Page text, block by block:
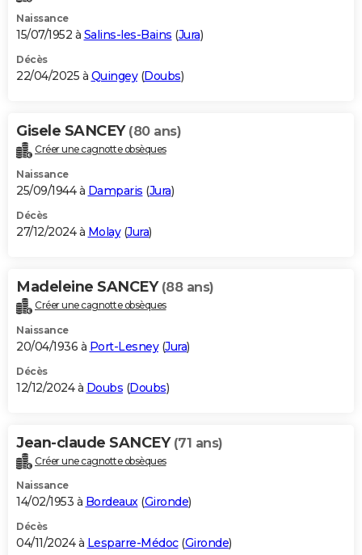
Naissance
15/07/1952 à Salins-les-Bains (Jura)
Décès
22/04/2025 à Quingey(Doubs)
Gisele SANCEY (80 ans)
Créer une cagnotte obsèques
Naissance
25/09/1944 à Damparis (Jura)
Décès
27/12/2024 à Molay(Jura)
Madeleine SANCEY (88 ans)
Créer une cagnotte obsèques
Naissance
20/04/1936 à Port-Lesney(Jura)
Décès
12/12/2024 à Doubs (Doubs)
Jean-claude SANCEY (71 ans)
Créer une cagnotte obsèques
Naissance
14/02/1953 à Bordeaux(Gironde)
Décès
04/11/2024 à Lesparre-Médoc(Gironde)